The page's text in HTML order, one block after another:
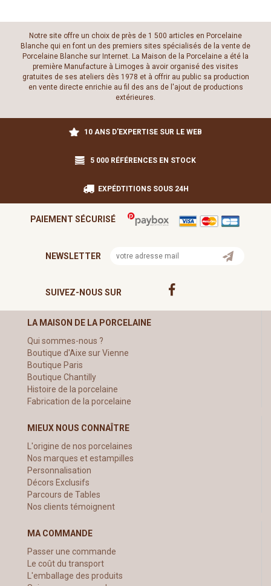
Notre site offre un choix de près de 1 500 articles en Porcelaine
Blanche qui en font un des premiers sites spécialisés de la vente de
Porcelaine Blanche sur Internet. La Maison de la Porcelaine a été la
première Manufacture à Limoges à avoir organisé des visites
gratuites de ses ateliers dès 1978 et à offrir au public sa production
en vente directe enrichie au fil des ans de l'ajout de productions
extérieures.
10 ANS D'EXPERTISE SUR LE WEB
5 000 RÉFÉRENCES EN STOCK
EXPÉDTITIONS SOUS 24H
PAIEMENT SÉCURISÉ
NEWSLETTER
SUIVEZ-NOUS SUR
LA MAISON DE LA PORCELAINE
Qui sommes-nous ?
Boutique d'Aixe sur Vienne
Boutique Paris
Boutique Chantilly
Histoire de la porcelaine
Fabrication de la porcelaine
MIEUX NOUS CONNAÎTRE
L'origine de nos porcelaines
Nos marques et estampilles
Personnalisation
Décors Exclusifs
Parcours de Tables
Nos clients témoignent
MA COMMANDE
Passer une commande
Le coût du transport
L'emballage des produits